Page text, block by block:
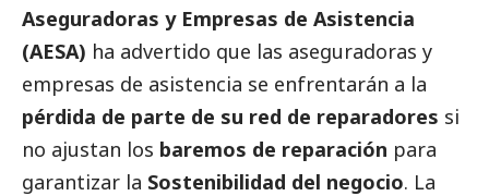
Aseguradoras y Empresas de Asistencia
(AESA) ha advertido que las aseguradoras y
empresas de asistencia se enfrentarán a la
pérdida de parte de su red de reparadores si
no ajustan los baremos de reparación para
garantizar la Sostenibilidad del negocio. La